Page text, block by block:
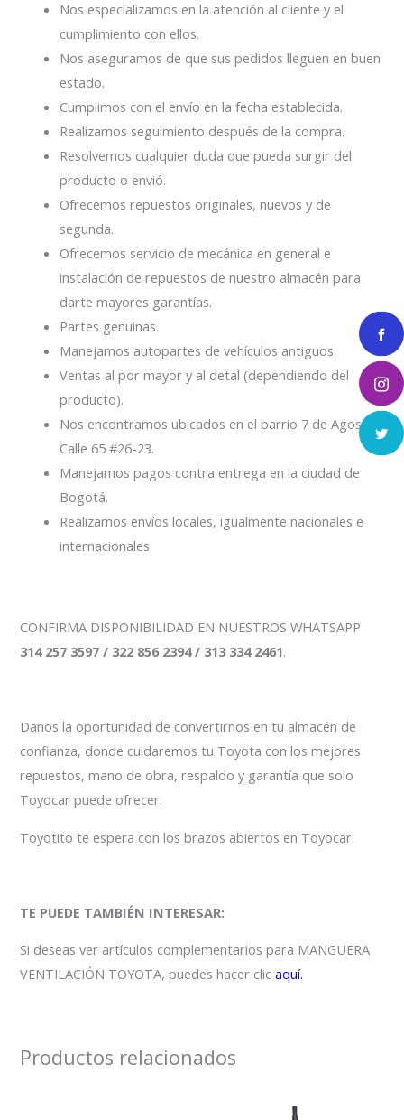
Nos especializamos en la atención al cliente y el
cumplimiento con ellos.
Nos aseguramos de que sus pedidos lleguen en buen
estado.
Cumplimos con el envío en la fecha establecida.
Realizamos seguimiento después de la compra.
Resolvemos cualquier duda que pueda surgir del
producto o envió.
Ofrecemos repuestos originales, nuevos y de
segunda.
Ofrecemos servicio de mecánica en general e
instalación de repuestos de nuestro almacén para
darte mayores garantías.
Partes genuinas.
Manejamos autopartes de vehículos antiguos.
Ventas al por mayor y al detal (dependiendo del
producto).
Nos encontramos ubicados en el barrio 7 de Agosto
Calle 65 #26-23.
Manejamos pagos contra entrega en la ciudad de
Bogotá.
Realizamos envíos locales, igualmente nacionales e
internacionales.
CONFIRMA DISPONIBILIDAD EN NUESTROS WHATSAPP
314 257 3597 / 322 856 2394 / 313 334 2461.
Danos la oportunidad de convertirnos en tu almacén de
confianza, donde cuidaremos tu Toyota con los mejores
repuestos, mano de obra, respaldo y garantía que solo
Toyocar puede ofrecer.
Toyotito te espera con los brazos abiertos en Toyocar.
TE PUEDE TAMBIÉN INTERESAR:
Si deseas ver artículos complementarios para MANGUERA
VENTILACIÓN TOYOTA, puedes hacer clicaquí.
Productos relacionados